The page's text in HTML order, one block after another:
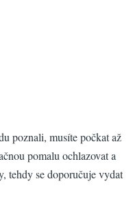
poznali, musíte počkat až
pomalu ochlazovat a
tehdy se doporučuje vydat